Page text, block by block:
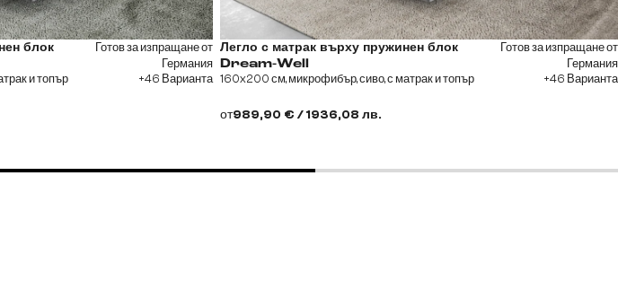
блок
и топър
Готов за изпращане от
Германия
+46 Варианта
Легло с матрак върху пружинен блок
Dream-Well
160x200 см, микрофибър, сиво, с матрак и топър
от989,90 € / 1936,08 лв.
Готов за изпращане от
Германия
+46 Варианта